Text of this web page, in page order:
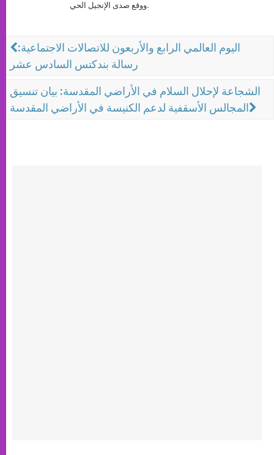
ووقع صدى الإنجيل الحي.
اليوم العالمي الرابع والأربعون للاتصالات الاجتماعية:
رسالة بندكتس السادس عشر
الشجاعة لإحلال السلام في الأراضي المقدسة: بيان تنسيق
المجالس الأسقفية لدعم الكنيسة في الأراضي المقدسة